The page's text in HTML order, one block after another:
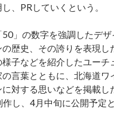
、PRしていくという。
」の数字を強調したデザ
歴史、その誇りを表現し
子などを紹介したユーチ
言葉とともに、北海道ワ
対する思いなどを掲載し
し、4月中旬に公開予定と